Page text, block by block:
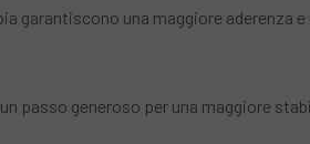
garantiscono una maggiore aderenza
passo generoso per una maggiore